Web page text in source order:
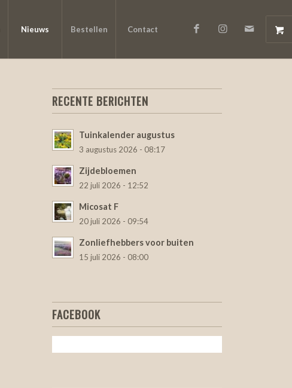
Nieuws Bestellen Contact
RECENTE BERICHTEN
Tuinkalender augustus
3 augustus 2026 - 08:17
Zijdebloemen
22 juli 2026 - 12:52
Micosat F
20 juli 2026 - 09:54
Zonliefhebbers voor buiten
15 juli 2026 - 08:00
FACEBOOK